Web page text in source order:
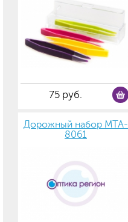
75 руб.
Дорожный набор MTA-
8061